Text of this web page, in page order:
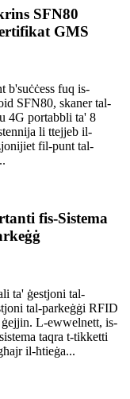
SFN80
GMS
b'suċċess fuq is-
SFN80, skaner tal-
4G portabbli ta' 8
li ttejjeb il-
fil-punt tal-
fis-Sistema
ta' ġestjoni tal-
tal-parkeġġi RFID
L-ewwelnett, is-
taqra t-tikketti
il-ħtieġa...